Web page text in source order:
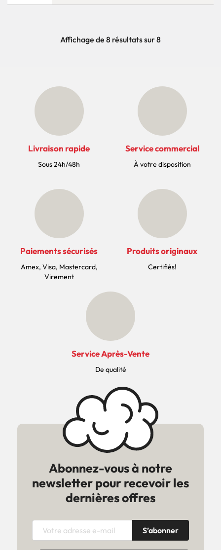
Affichage de 8 résultats sur 8
Livraison rapide
Sous 24h/48h
Service commercial
À votre disposition
Paiements sécurisés
Amex, Visa, Mastercard,
Virement
Produits originaux
Certifiés!
Service Après-Vente
De qualité
Abonnez-vous à notre
newsletter pour recevoir les
dernières offres